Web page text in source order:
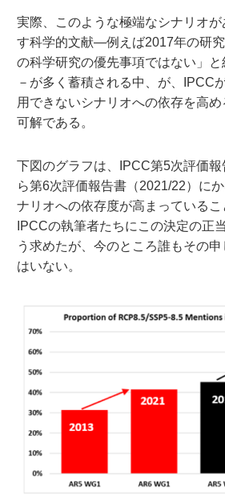
実際、このような極端なシナリオ
す科学的文献―例えば2017年の研
の科学研究の優先事項ではない」
－が多く蓄積される中、が、IPCC
用できないシナリオへの依存を高
可解である。
下図のグラフは、IPCC第5次評価
ら第6次評価報告書（2021/22）に
ナリオへの依存度が高まっているこ
IPCCの執筆者たちにこの決定の正
う求めたが、今のところ誰もその
はいない。